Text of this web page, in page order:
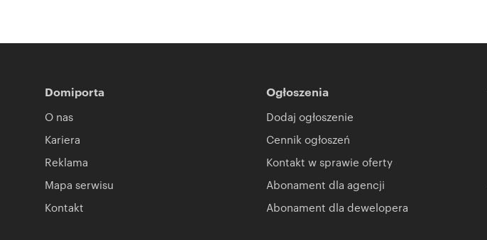
Domiporta
O nas
Kariera
Reklama
Mapa serwisu
Kontakt
Ogłoszenia
Dodaj ogłoszenie
Cennik ogłoszeń
Kontakt w sprawie oferty
Abonament dla agencji
Abonament dla dewelopera